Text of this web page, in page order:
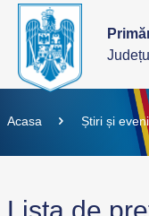
Acasa Știri și